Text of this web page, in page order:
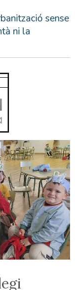
sense
ni la